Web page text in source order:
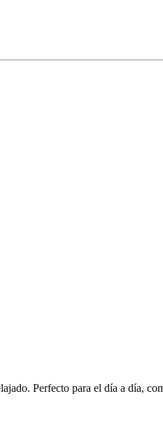
Perfecto para el día a día,